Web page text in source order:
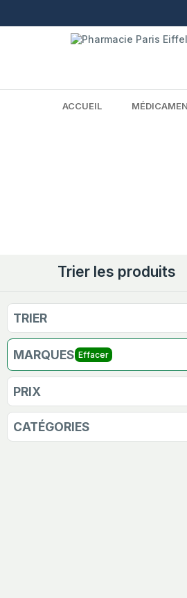
ACCUEIL
Trier les produits
TRIER
MARQUES Effacer
PRIX
CATÉGORIES